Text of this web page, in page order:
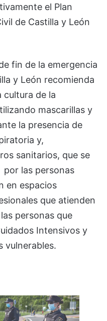
el Plan
de Castilla y León
fin de la emergencia
y León recomienda
cultura de la
mascarillas y
la presencia de
y,
sanitarios, que se
por las personas
en espacios
que atienden
personas que
Intensivos y
vulnerables.